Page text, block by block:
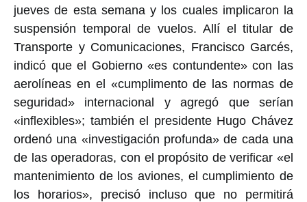
jueves de esta semana y los cuales implicaron la
suspensión temporal de vuelos. Allí el titular de
Transporte y Comunicaciones, Francisco Garcés,
indicó que el Gobierno «es contundente» con las
aerolíneas en el «cumplimento de las normas de
seguridad» internacional y agregó que serían
«inflexibles»; también el presidente Hugo Chávez
ordenó una «investigación profunda» de cada una
de las operadoras, con el propósito de verificar «el
mantenimiento de los aviones, el cumplimiento de
los horarios», precisó incluso que no permitirá